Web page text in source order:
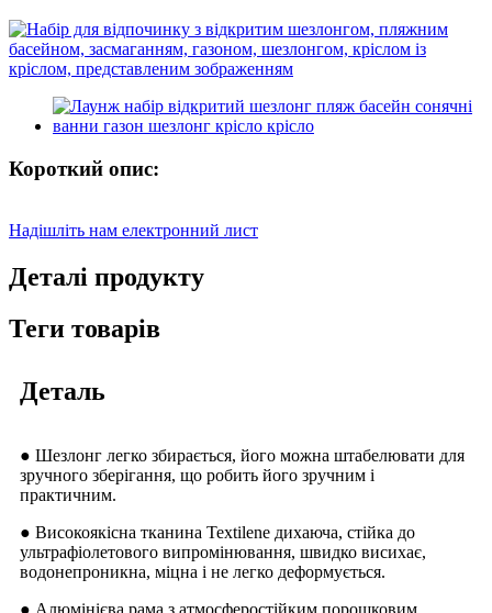
Короткий опис:
Надішліть нам електронний лист
Деталі продукту
Теги товарів
Деталь
● Шезлонг легко збирається, його можна штабелювати для
зручного зберігання, що робить його зручним і
практичним.
● Високоякісна тканина Textilene дихаюча, стійка до
ультрафіолетового випромінювання, швидко висихає,
водонепроникна, міцна і не легко деформується.
● Алюмінієва рама з атмосферостійким порошковим